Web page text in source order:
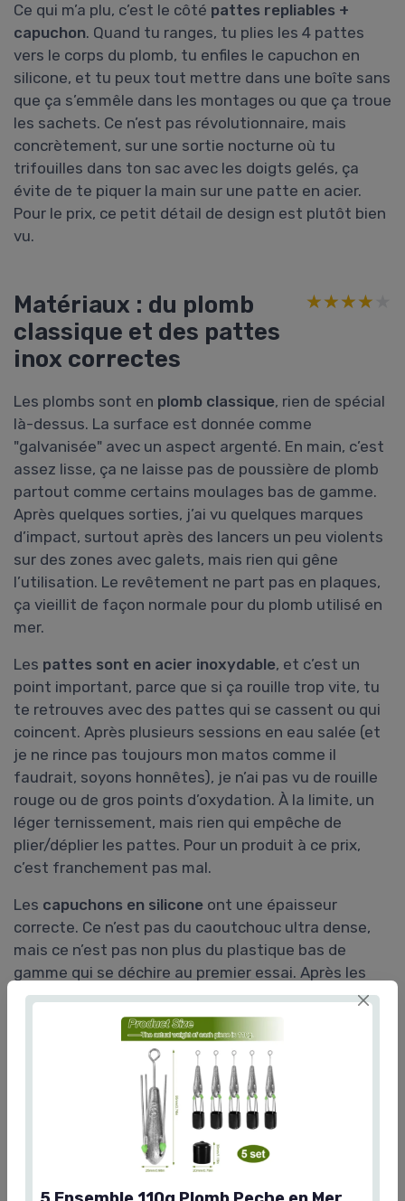
Ce qui m’a plu, c’est le côté pattes repliables +
capuchon. Quand tu ranges, tu plies les 4 pattes
vers le corps du plomb, tu enfiles le capuchon en
silicone, et tu peux tout mettre dans une boîte sans
que ça s’emmêle dans les montages ou que ça troue
les sachets. Ce n’est pas révolutionnaire, mais
concrètement, sur une sortie nocturne où tu
trifouilles dans ton sac avec les doigts gelés, ça
évite de te piquer la main sur une patte en acier.
Pour le prix, ce petit détail de design est plutôt bien
vu.
Matériaux : du plomb
classique et des pattes
inox correctes
★★★★★
★★★★★
Les plombs sont en plomb classique, rien de spécial
là-dessus. La surface est donnée comme
"galvanisée" avec un aspect argenté. En main, c’est
assez lisse, ça ne laisse pas de poussière de plomb
partout comme certains moulages bas de gamme.
Après quelques sorties, j’ai vu quelques marques
d’impact, surtout après des lancers un peu violents
sur des zones avec galets, mais rien qui gêne
l’utilisation. Le revêtement ne part pas en plaques,
ça vieillit de façon normale pour du plomb utilisé en
mer.
Les pattes sont en acier inoxydable, et c’est un
point important, parce que si ça rouille trop vite, tu
te retrouves avec des pattes qui se cassent ou qui
coincent. Après plusieurs sessions en eau salée (et
je ne rince pas toujours mon matos comme il
faudrait, soyons honnêtes), je n’ai pas vu de rouille
rouge ou de gros points d’oxydation. À la limite, un
léger ternissement, mais rien qui empêche de
plier/déplier les pattes. Pour un produit à ce prix,
c’est franchement pas mal.
Les capuchons en silicone ont une épaisseur
correcte. Ce n’est pas du caoutchouc ultra dense,
mais ce n’est pas non plus du plastique bas de
gamme qui se déchire au premier essai. Après les
avoir enfilés/enlevés plusieurs fois, ils ont un peu
pris la forme du plomb, mais tiennent toujours bien.
Au bout d’un moment, j’imagine qu’ils se détendront
trop ou qu’un se perdra, mais pour l’instant ils
tiennent le coup. Ça reste du consommable, comme
tout le reste du matos de pêche.
Globalement, les matériaux sontdans la moyenne
pour ce type de produit
. On sent que ce n’est pas
du haut de gamme, mais rien ne fait "cheap" au